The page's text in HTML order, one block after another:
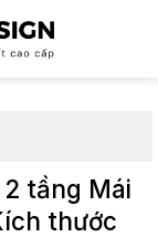
tầng Mái
thước